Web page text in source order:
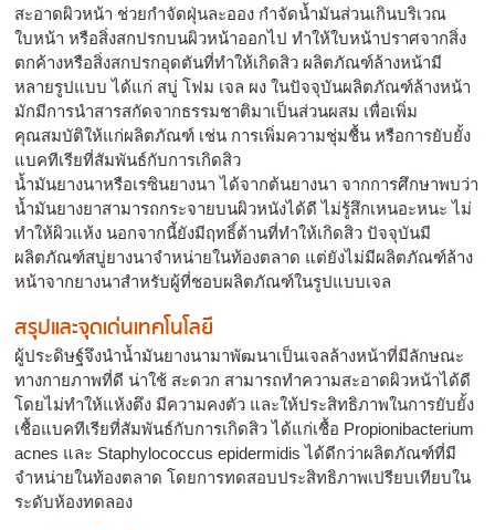
สะอาดผิวหน้า ช่วยกำจัดฝุ่นละออง กำจัดน้ำมันส่วนเกินบริเวณ
ใบหน้า หรือสิ่งสกปรกบนผิวหน้าออกไป ทำให้ใบหน้าปราศจากสิ่ง
ตกค้างหรือสิ่งสกปรกอุดตันที่ทำให้เกิดสิว ผลิตภัณฑ์ล้างหน้ามี
หลายรูปแบบ ได้แก่ สบู่ โฟม เจล ผง ในปัจจุบันผลิตภัณฑ์ล้างหน้า
มักมีการนำสารสกัดจากธรรมชาติมาเป็นส่วนผสม เพื่อเพิ่ม
คุณสมบัติให้แก่ผลิตภัณฑ์ เช่น การเพิ่มความชุ่มชื้น หรือการยับยั้ง
แบคทีเรียที่สัมพันธ์กับการเกิดสิว
น้ำมันยางนาหรือเรซินยางนา ได้จากต้นยางนา จากการศึกษาพบว่า
น้ำมันยางยาสามารถกระจายบนผิวหนังได้ดี ไม่รู้สึกเหนอะหนะ ไม่
ทำให้ผิวแห้ง นอกจากนี้ยังมีฤทธิ์ต้านที่ทำให้เกิดสิว ปัจจุบันมี
ผลิตภัณฑ์สบู่ยางนาจำหน่ายในท้องตลาด แต่ยังไม่มีผลิตภัณฑ์ล้าง
หน้าจากยางนาสำหรับผู้ที่ชอบผลิตภัณฑ์ในรูปแบบเจล
สรุปและจุดเด่นเทคโนโลยี
ผู้ประดิษฐ์จึงนำน้ำมันยางนามาพัฒนาเป็นเจลล้างหน้าที่มีลักษณะ
ทางกายภาพที่ดี น่าใช้ สะดวก สามารถทำความสะอาดผิวหน้าได้ดี
โดยไม่ทำให้แห้งตึง มีความคงตัว และให้ประสิทธิภาพในการยับยั้ง
เชื้อแบคทีเรียที่สัมพันธ์กับการเกิดสิว ได้แก่เชื้อ Propionibacterium
acnes และ Staphylococcus epidermidis ได้ดีกว่าผลิตภัณฑ์ที่มี
จำหน่ายในท้องตลาด โดยการทดสอบประสิทธิภาพเปรียบเทียบใน
ระดับห้องทดลอง